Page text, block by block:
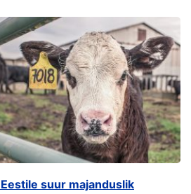
suur majanduslik